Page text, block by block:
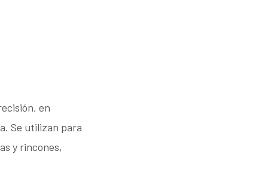
en
Se utilizan para
y rincones,